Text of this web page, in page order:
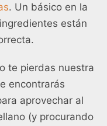
. Un básico en la
están
te pierdas nuestra
encontrarás
aprovechar al
(y procurando